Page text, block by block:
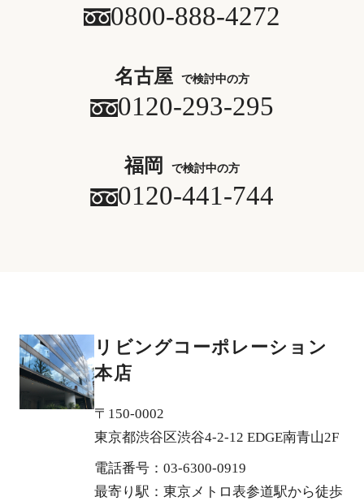
0800-888-4272
名古屋 で検討中の方
0120-293-295
福岡 で検討中の方
0120-441-744
リビングコーポレーション
本店
〒150-0002
東京都渋谷区渋谷4-2-12 EDGE南青山2F
電話番号：03-6300-0919
最寄り駅：東京メトロ表参道駅から徒歩